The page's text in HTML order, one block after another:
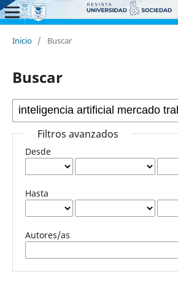
Inicio / Buscar
Buscar
Filtros avanzados
Desde
Hasta
Autores/as